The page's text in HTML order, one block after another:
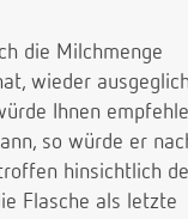
die Milchmenge
wieder
Ihnen
so würde er
hinsichtlich
Flasche als letzte